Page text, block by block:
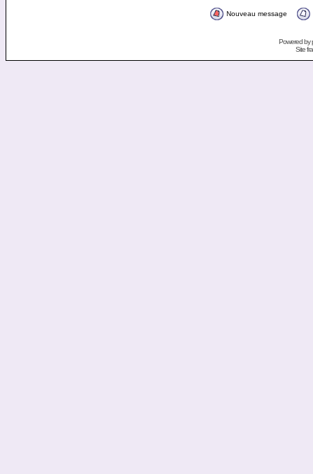
Nouveau message
Powered by
Site